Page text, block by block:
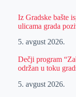
Iz Gradske bašte
ulicama grada
5. avgust 2026.
Dečji program
održan u toku
5. avgust 2026.